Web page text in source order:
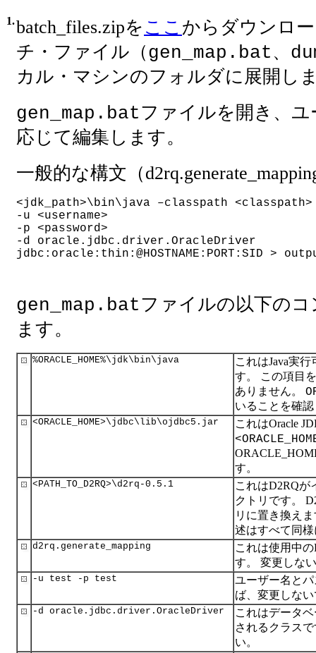
1.batch_files.zipを ここ からダウンロ
チ・ファイル（gen_map.bat、
カル・マシンのフォルダに展開し
gen_map.batファイルを開き、
応じて編集します。
一般的な構文（
<jdk_path>\bin\java –classpath <classpath>
-u <username>
-p <password>
-d oracle.jdbc.driver.OracleDriver
jdbc:oracle:thin:@HOSTNAME:PORT:SID >
gen_map.batファイルの以下のコ
ます。
%ORACLE_HOME%\jdk\bin\java
これはJava実
す。 この項目
ありません。
いることを確
<ORACLE_HOME>\jdbc\lib\ojdbc5.jar これはOracle
す。
<PATH_TO_D2RQ>\d2rq-0.5.1
これはD2RQが
クトリです。
リに置き換え
述はすべて同
d2rq.generate_mapping
これは使用中
す。 変更しな
-u test -p test
ユーザー名と
ば、変更しな
-d oracle.jdbc.driver.OracleDriver
これはデータ
されるクラス
い。